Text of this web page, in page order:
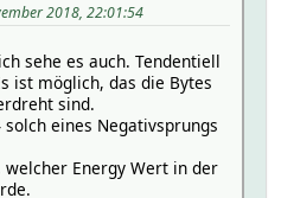
2018, 22:01:54
sehe es auch. Tendentiell
ist möglich, das die Bytes
sind.
eines Negativsprungs
Energy Wert in der